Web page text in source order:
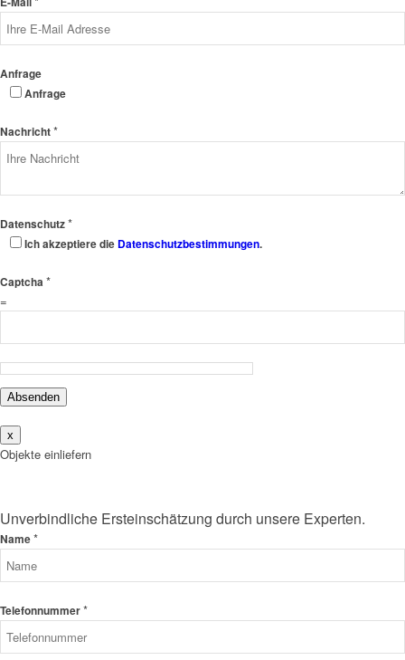
Anfrage
Anfrage
Nachricht*
Datenschutz*
Ich akzeptiere die Datenschutzbestimmungen.
Captcha *
=
Absenden
x
Objekte einliefern
Unverbindliche Ersteinschätzung durch unsere Experten.
Name*
Telefonnummer*